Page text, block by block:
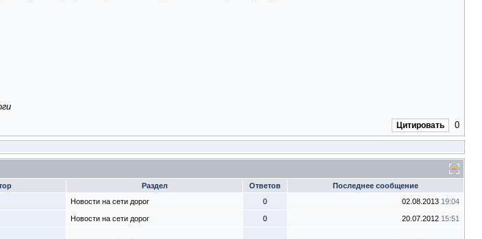
Цитировать 0
Раздел Ответов Последнее сообщение
Новости на сети дорог 0 02.08.2013 19:04
Новости на сети дорог 0 20.07.2012 15:51